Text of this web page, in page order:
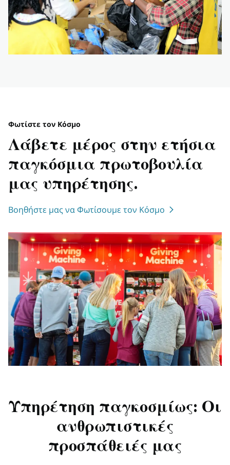
Φωτίστε τον Κόσμο
Λάβετε μέρος στην ετήσια
παγκόσμια πρωτοβουλία
μας υπηρέτησης.
Βοηθήστε μας να Φωτίσουμε τον Κόσμο
Υπηρέτηση παγκοσμίως: Οι
ανθρωπιστικές
προσπάθειές μας